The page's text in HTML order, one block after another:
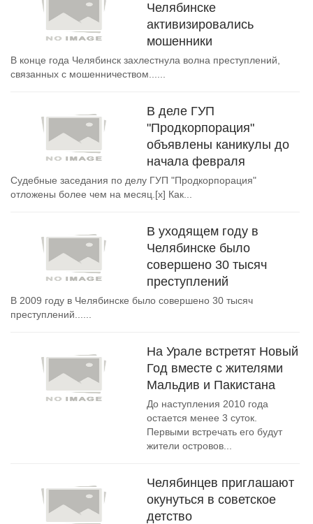
Челябинске
активизировались
мошенники
В конце года Челябинск захлестнула волна преступлений,
связанных с мошенничеством......
В деле ГУП
"Продкорпорация"
объявлены каникулы до
начала февраля
Судебные заседания по делу ГУП "Продкорпорация"
отложены более чем на месяц.[x] Как...
В уходящем году в
Челябинске было
совершено 30 тысяч
преступлений
В 2009 году в Челябинске было совершено 30 тысяч
преступлений......
На Урале встретят Новый
Год вместе с жителями
Мальдив и Пакистана
До наступления 2010 года
остается менее 3 суток.
Первыми встречать его будут
жители островов...
Челябинцев приглашают
окунуться в советское
детство